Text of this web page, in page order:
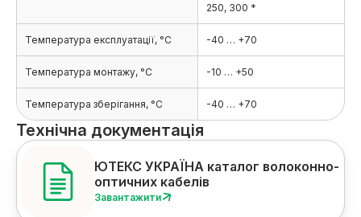
250, 300 *
Температура експлуатації, °C -40 … +70
Температура монтажу, °C -10 … +50
Температура зберігання, °C -40 … +70
Технічна документація
ЮТЕКС УКРАЇНА каталог волоконно-
оптичних кабелів
Завантажити